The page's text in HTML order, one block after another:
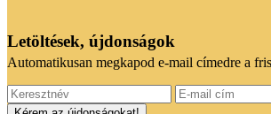
Letöltések, újdonságok
Automatikusan megkapod e-mail címedre a